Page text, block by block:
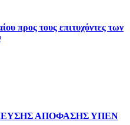
προς τους επιτυχόντες των
ΑΠΟΦΑΣΗΣ ΥΠΕΝ